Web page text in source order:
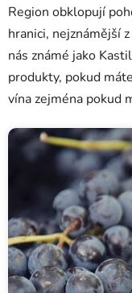
Region obklopují
hranici, nejznámější
nás známé jako
produkty, pokud
vína zejména pokud